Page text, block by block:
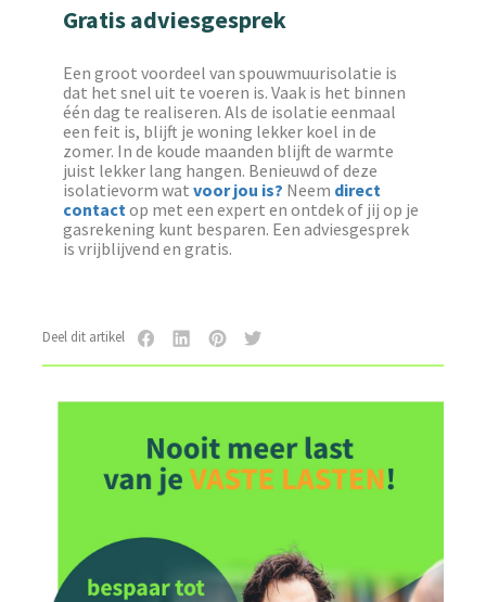
Gratis adviesgesprek
Een groot voordeel van spouwmuurisolatie is
dat het snel uit te voeren is. Vaak is het binnen
één dag te realiseren. Als de isolatie eenmaal
een feit is, blijft je woning lekker koel in de
zomer. In de koude maanden blijft de warmte
juist lekker lang hangen. Benieuwd of deze
isolatievorm wat voor jou is? Neem direct
contact op met een expert en ontdek of jij op je
gasrekening kunt besparen. Een adviesgesprek
is vrijblijvend en gratis.
Deel dit artikel